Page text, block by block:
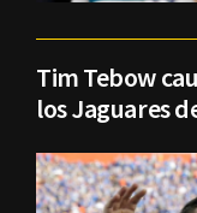
Tim Tebow
los Jaguares